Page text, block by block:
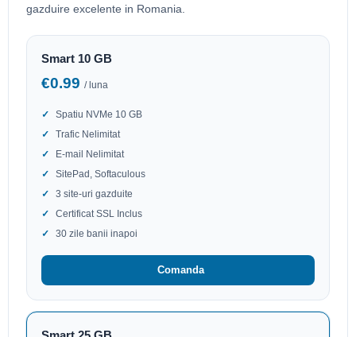
gazduire excelente in Romania.
Smart 10 GB
€0.99 / luna
Spatiu NVMe 10 GB
Trafic Nelimitat
E-mail Nelimitat
SitePad, Softaculous
3 site-uri gazduite
Certificat SSL Inclus
30 zile banii inapoi
Comanda